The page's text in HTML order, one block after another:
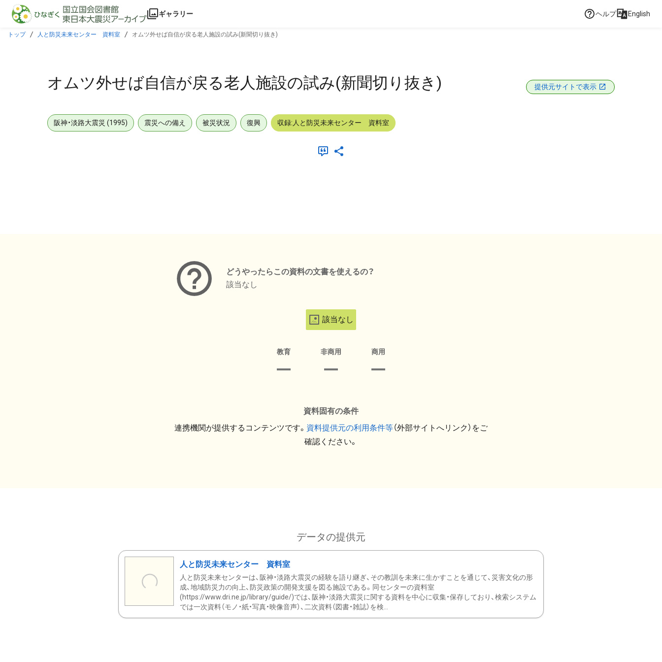
本文に飛ぶ
ギャラリー ヘルプ English
トップ 人と防災未来センター 資料室 オムツ外せば自信が戻る老人施設の試み(新聞切り抜き)
オムツ外せば自信が戻る老人施設の試み(新聞切り抜き) 提供元サイトで表示
阪神・淡路大震災 (1995) 震災への備え 被災状況 復興 収録:人と防災未来センター 資料室
どうやったらこの資料の文書を使えるの？
該当なし
該当なし
教育 非商用 商用
資料固有の条件
連携機関が提供するコンテンツです。 資料提供元の利用条件等（外部サイトへリンク）をご
確認ください。
データの提供元
人と防災未来センター 資料室
人と防災未来センターは、阪神・淡路大震災の経験を語り継ぎ、その教訓を未来に生かすことを通じて、災害文化の形
成、地域防災力の向上、防災政策の開発支援を図る施設である。同センターの資料室
(https://www.dri.ne.jp/library/guide/)では、阪神・淡路大震災に関する資料を中心に収集・保存しており、検索システム
では一次資料（モノ・紙・写真・映像音声）、二次資料（図書・雑誌）を検...